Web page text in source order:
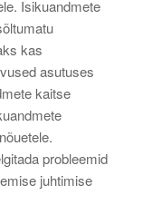
Isikuandmete
kas
asutuses
kaitse
probleemid
juhtimise